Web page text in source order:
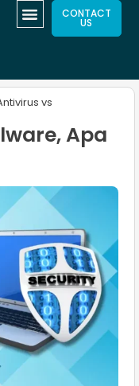
CONTACT
US
vs
Apa